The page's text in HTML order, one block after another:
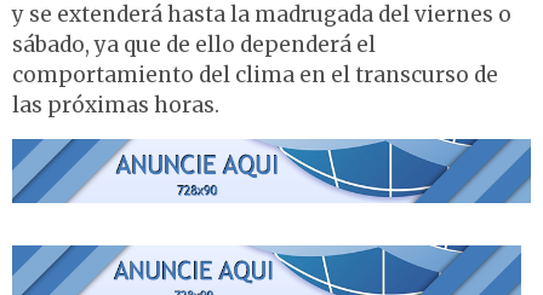
y se extenderá hasta la madrugada del viernes o
sábado, ya que de ello dependerá el
comportamiento del clima en el transcurso de
las próximas horas.